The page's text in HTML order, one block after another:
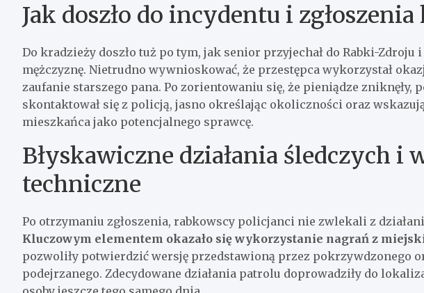
Jak doszło do incydentu i
Do kradzieży doszło tuż po tym, jak senior przyjechał do Rabki-Zdroju
mężczyznę. Nietrudno wywnioskować, że przestępca wykorzystał
zaufanie starszego pana. Po zorientowaniu się, że pieniądze zniknęły,
skontaktował się z policją, jasno określając okoliczności oraz
mieszkańca jako potencjalnego sprawcę.
Błyskawiczne działania śledczych i
techniczne
Po otrzymaniu zgłoszenia, rabkowscy policjanci nie zwlekali z
Kluczowym elementem okazało się wykorzystanie nagrań z
pozwoliły potwierdzić wersję przedstawioną przez pokrzywdzonego
podejrzanego. Zdecydowane działania patrolu doprowadziły do